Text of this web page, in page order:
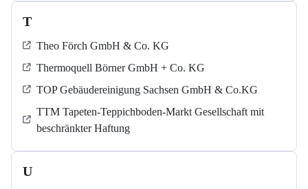
T
Theo Förch GmbH & Co. KG
Thermoquell Börner GmbH + Co. KG
TOP Gebäudereinigung Sachsen GmbH & Co.KG
TTM Tapeten-Teppichboden-Markt Gesellschaft mit
beschränkter Haftung
U